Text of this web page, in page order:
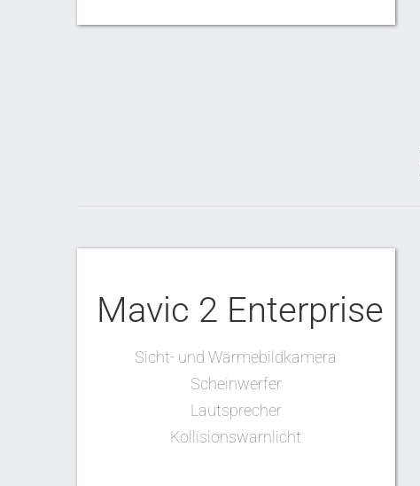
Mavic 2 Enterprise
Sicht- und Wärmebildkamera
Scheinwerfer
Lautsprecher
Kollisionswarnlicht